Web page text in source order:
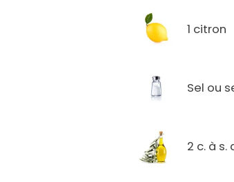
1 citron
Sel ou
2 c. à s.